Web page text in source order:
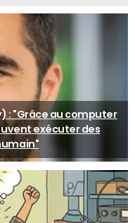
: "Grâce au computer
exécuter des